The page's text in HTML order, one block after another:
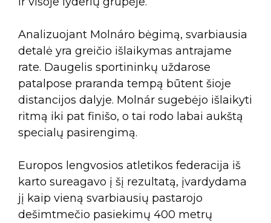
Analizuojant Molnáro bėgimą, svarbiausia
detalė yra greičio išlaikymas antrajame
rate. Daugelis sportininkų uždarose
patalpose praranda tempą būtent šioje
distancijos dalyje. Molnár sugebėjo išlaikyti
ritmą iki pat finišo, o tai rodo labai aukštą
specialų pasirengimą.
Europos lengvosios atletikos federacija iš
karto sureagavo į šį rezultatą, įvardydama
jį kaip vieną svarbiausių pastarojo
dešimtmečio pasiekimų 400 metrų